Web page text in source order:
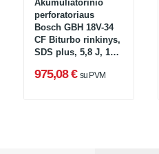
Akumuliatorinio
perforatoriaus
Bosch GBH 18V-34
CF Biturbo rinkinys,
SDS plus, 5,8 J, 18
įkroviklis +
975,08 € su PVM